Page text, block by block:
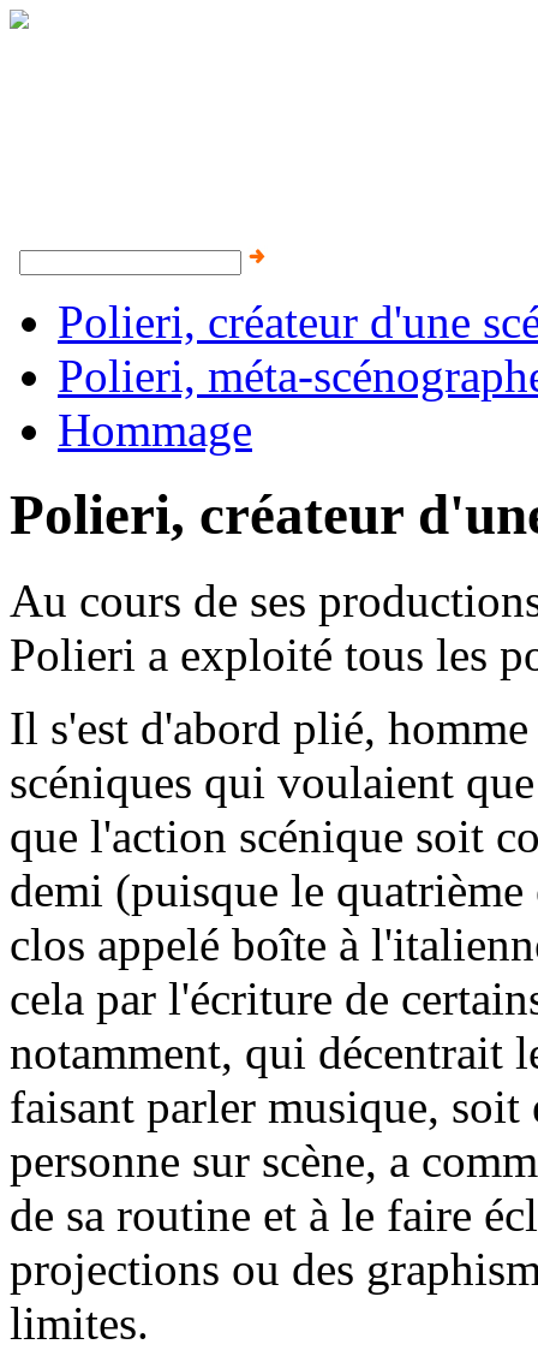
Polieri, créateur d'une
Polieri, méta-
Hommage
Polieri, créateur
Au cours de ses
Polieri a exploité tous les
Il s'est d'abord plié,
scéniques qui voulaient
que l'action scénique soit
demi (puisque le
clos appelé boîte à
cela par l'écriture de
notamment, qui décentrait
faisant parler musique, soit
personne sur scène, a
de sa routine et à le faire
projections ou des
limites.